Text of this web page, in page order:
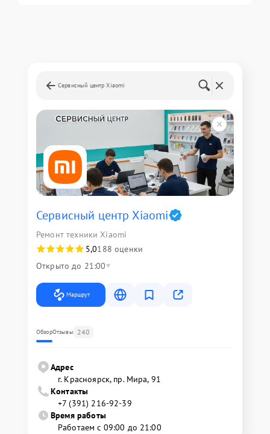
Сервисный центр Xiaomi
Сервисный центр Xiaomi
Ремонт техники Xiaomi
5,0188 оценки
Открыто до 21:00
Маршрут
ОбзорОтзывы 240
Адрес
г. Красноярск, ​пр. Мира, 91
Контакты
+7 (391) 216-92-39
Время работы
Работаем с 09:00 до 21:00